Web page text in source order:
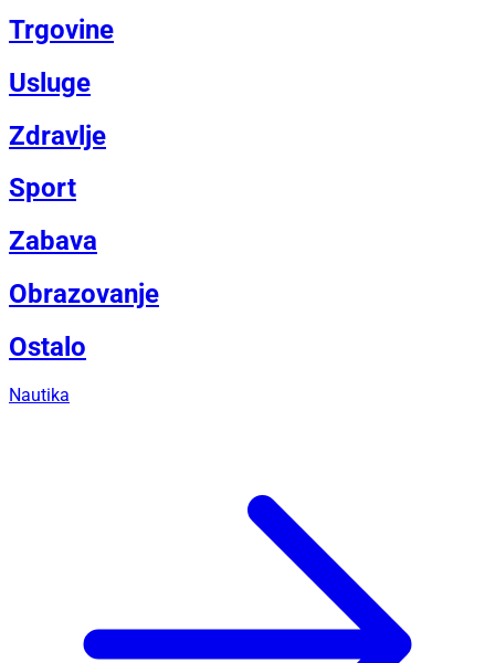
Trgovine
Usluge
Zdravlje
Sport
Zabava
Obrazovanje
Ostalo
Nautika